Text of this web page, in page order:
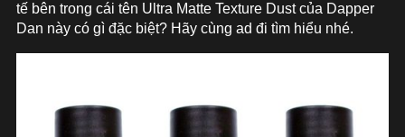
tế bên trong cái tên Ultra Matte Texture Dust của Dapper
Dan này có gì đặc biệt? Hãy cùng ad đi tìm hiểu nhé.